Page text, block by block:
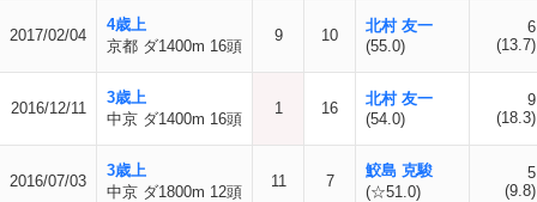
2017/02/04
4歳上
京都 ダ1400m 16頭
9 10
北村 友一
(55.0)
6
(13.7)
2016/12/11
3歳上
中京 ダ1400m 16頭
1 16
北村 友一
(54.0)
9
(18.3)
2016/07/03
3歳上
中京 ダ1800m 12頭
11 7
鮫島 克駿
(☆51.0)
5
(9.8)